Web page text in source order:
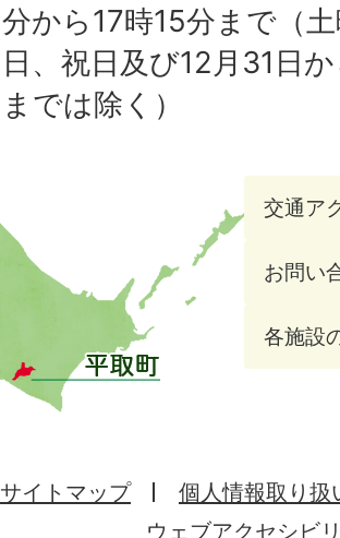
分から17時15分まで（
日、祝日及び12月31日
までは除く）
交通ア
お問い
各施設
サイトマップ
個人情報取り扱
ウェブアクセシビ